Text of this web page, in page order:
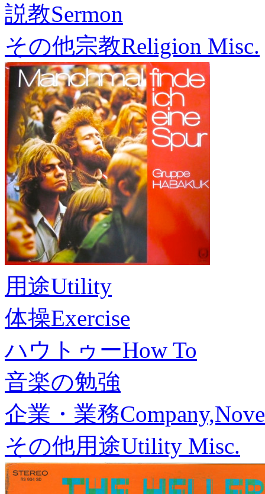
説教Sermon
その他宗教Religion Misc.
用途Utility
体操Exercise
ハウトゥーHow To
音楽の勉強
企業・業務
その他用途Utility Misc.